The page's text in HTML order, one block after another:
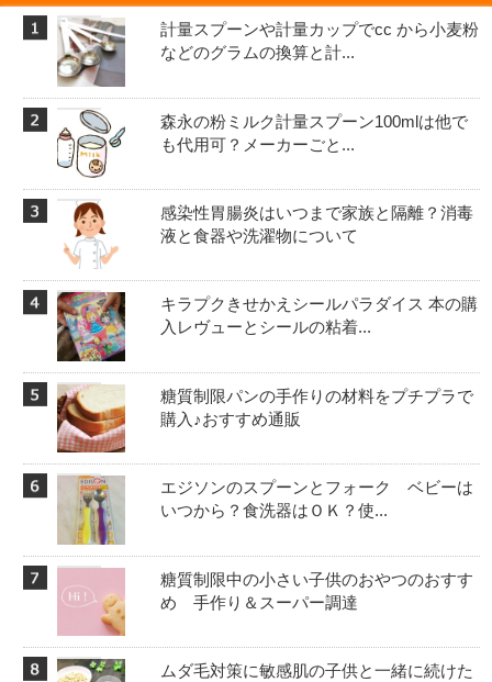
計量スプーンや計量カップでcc から小麦粉
などのグラムの換算と計...
森永の粉ミルク計量スプーン100mlは他で
も代用可？メーカーごと...
感染性胃腸炎はいつまで家族と隔離？消毒
液と食器や洗濯物について
キラプクきせかえシールパラダイス 本の購
入レヴューとシールの粘着...
糖質制限パンの手作りの材料をプチプラで
購入♪おすすめ通販
エジソンのスプーンとフォーク ベビーは
いつから？食洗器はＯＫ？使...
糖質制限中の小さい子供のおやつのおすす
め 手作り＆スーパー調達
ムダ毛対策に敏感肌の子供と一緒に続けた